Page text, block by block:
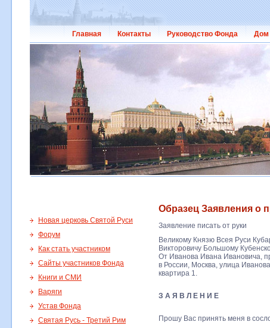
Главная Контакты Руководство Фонда Дом
Образец Заявления о
Новая церковь Святой Руси
Форум
Как стать участником
Сайты участников Фонда
Книги и СМИ
Варяги
Устав Фонда
Святая Русь - Третий Рим
Заявление писать от руки
Великому Князю Всея Руси
Викторовичу Большому
От Иванова Ивана Ивановича,
в России, Москва, улица
квартира 1.
З А Я В Л Е Н И Е
Прошу Вас принять меня в